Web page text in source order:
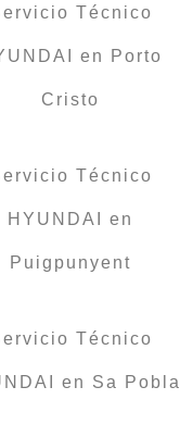
Técnico
en Porto
Cristo
Técnico
HYUNDAI en
Puigpunyent
Técnico
en Sa Pobla